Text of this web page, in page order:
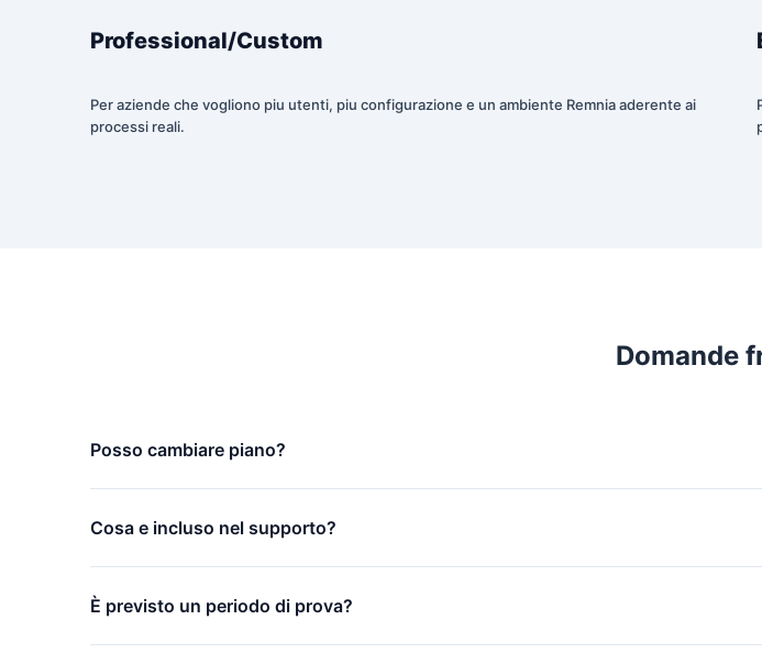
Professional/Custom
Per aziende che vogliono piu utenti, piu configurazione e un ambiente Remnia aderente ai
processi reali.
Domande
Posso cambiare piano?
Cosa e incluso nel supporto?
È previsto un periodo di prova?